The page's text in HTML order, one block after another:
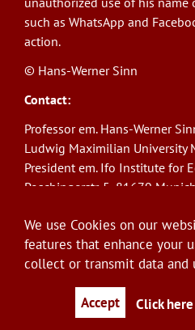
such as WhatsApp and
action.
© Hans-Werner Sinn
Contact:
Professor em. Hans-Werner
Ludwig Maximilian University
President em. Ifo Institute for
Poschingerstr. 5, 81679 Munich
E-Mail: sinn@ifo.de
User
Log in
We use Cookies on our
features that enhance your
collect or transmit data and
Accept Click